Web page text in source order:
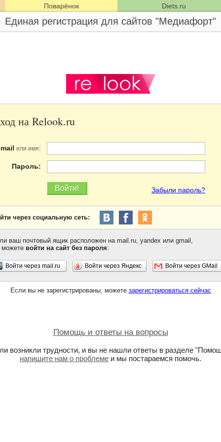
Поварёнок Diets.ru
Единая регистрация для сайтов "Медиафорт"
на Relook.ru
или имя:
Пароль:
Забыли пароль?
через социальную сеть:
ваш почтовый ящик расположен на mail.ru, yandex или gmail,
можете войти на сайт без пароля:
Войти через mail.ru Войти через Яндекс Войти через GMail
Если вы не зарегистрированы, можете зарегистрироваться сейчас
Помощь и ответы на вопросы
возникли трудности, и вы не нашли ответы в разделе
напишите нам о проблеме и мы постараемся помочь.